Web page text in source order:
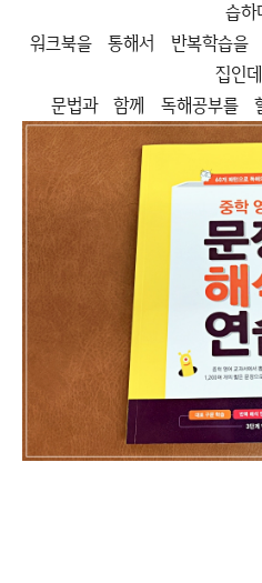
습하
워크북을 통해서 반복학습
집인
문법과 함께 독해공부를